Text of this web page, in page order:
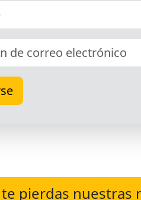
pierdas nuestras